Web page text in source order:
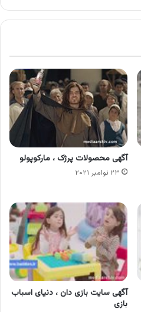
آگهی محصولات پرژک ، مارکوپولو
۲۳ نوامبر ۲۰۲۱
آگهی سایت بازی دان ، دنیای اسباب
بازی